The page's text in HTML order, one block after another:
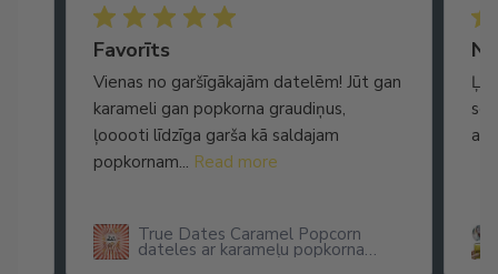
Favorīts
Vienas no garšīgākajām datelēm! Jūt gan
karameli gan popkorna graudiņus,
ļooooti līdzīga garša kā saldajam
popkornam... Read more
True Dates Caramel Popcorn
dateles ar karameļu popkorna
arī